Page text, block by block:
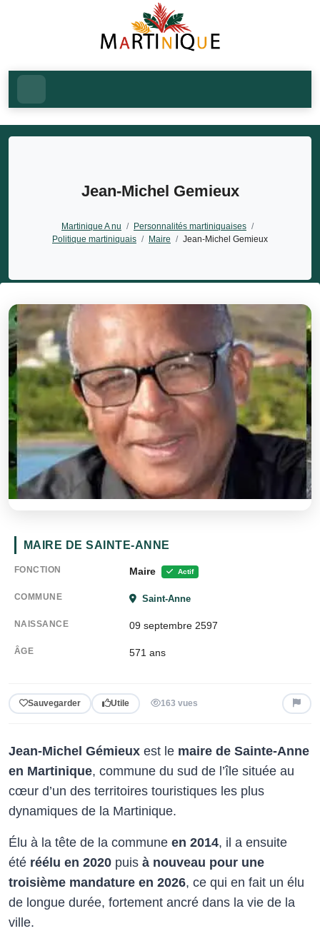
Jean-Michel Gemieux
Martinique A nu / Personnalités martiniquaises /
Politique martiniquais / Maire / Jean-Michel Gemieux
MAIRE DE SAINTE-ANNE
FONCTION Maire Actif
COMMUNE Saint-Anne
NAISSANCE 09 septembre 2597
ÂGE 571 ans
Sauvegarder Utile 163 vues
Jean-Michel Gémieux est le maire de Sainte-Anne
en Martinique, commune du sud de l’île située au
cœur d’un des territoires touristiques les plus
dynamiques de la Martinique.
Élu à la tête de la commune en 2014, il a ensuite
été réélu en 2020 puis à nouveau pour une
troisième mandature en 2026, ce qui en fait un élu
de longue durée, fortement ancré dans la vie de la
ville.